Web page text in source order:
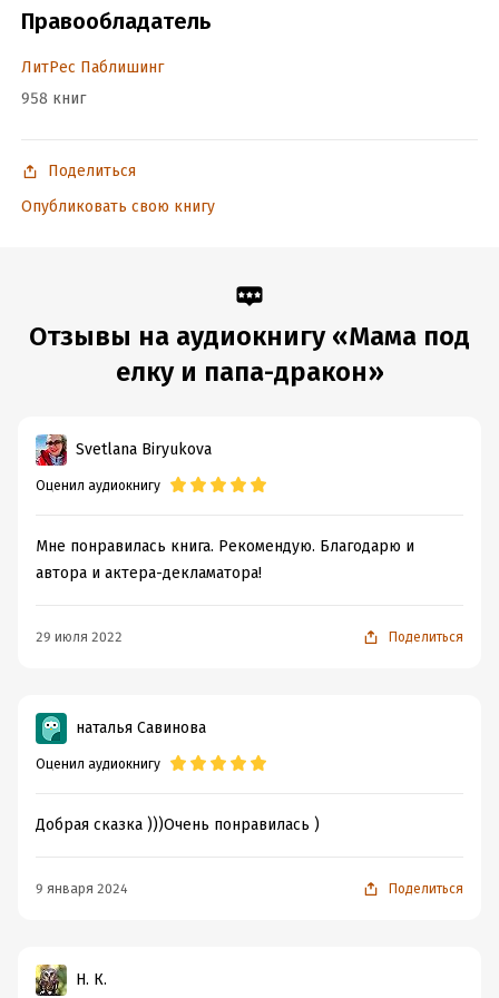
Правообладатель
ЛитРес Паблишинг
958 книг
Поделиться
Опубликовать свою книгу
Отзывы на аудиокнигу «Мама под
елку и папа-дракон»
Svetlana Biryukova
Оценил аудиокнигу
Мне понравилась книга. Рекомендую. Благодарю и
автора и актера-декламатора!
29 июля 2022 Поделиться
наталья Савинова
Оценил аудиокнигу
Добрая сказка )))Очень понравилась )
9 января 2024 Поделиться
Н. К.